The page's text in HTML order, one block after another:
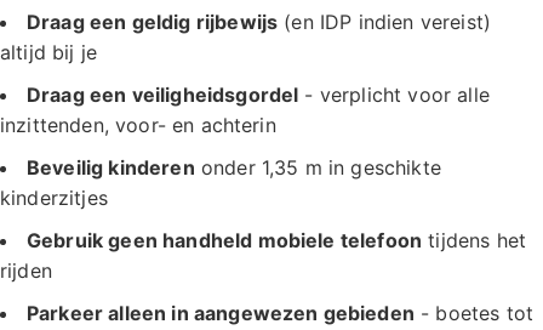
Draag een geldig rijbewijs (en IDP indien vereist)
altijd bij je
Draag een veiligheidsgordel - verplicht voor alle
inzittenden, voor- en achterin
Beveilig kinderen onder 1,35 m in geschikte
kinderzitjes
Gebruik geen handheld mobiele telefoon tijdens het
rijden
Parkeer alleen in aangewezen gebieden - boetes tot